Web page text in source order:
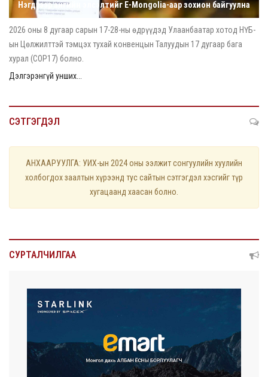
Нэгдүгээр ангийн элсэлтийг E-Mongolia-аар зохион байгуулна
2026 оны 8 дугаар сарын 17-28-ны өдрүүдэд Улаанбаатар хотод НҮБ-
ын Цөлжилттэй тэмцэх тухай конвенцын Талуудын 17 дугаар бага
хурал (COP17) болно.
Дэлгэрэнгүй унших...
СЭТГЭГДЭЛ
АНХААРУУЛГА: УИХ-ын 2024 оны ээлжит сонгуулийн хуулийн
холбогдох заалтын хүрээнд тус сайтын сэтгэгдэл хэсгийг түр
хугацаанд хаасан болно.
СУРТАЛЧИЛГАА